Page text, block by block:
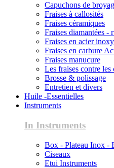
Capuchons de
Fraises à callosités
Fraises céramiques
Fraises diamantées -
Fraises en acier
Fraises en carbure
Fraises manucure
Les fraises contre les
Brosse & polissage
Entretien et divers
Huile -Essentielles
Instruments
In Instruments
Box - Plateau Inox -
Ciseaux
Etui Instruments